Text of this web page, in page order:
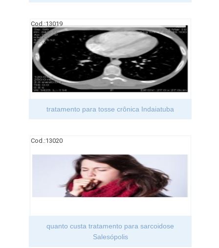
Cod.:13019
tratamento para tosse crônica Indaiatuba
Cod.:13020
quanto custa tratamento para sarcoidose
Salesópolis